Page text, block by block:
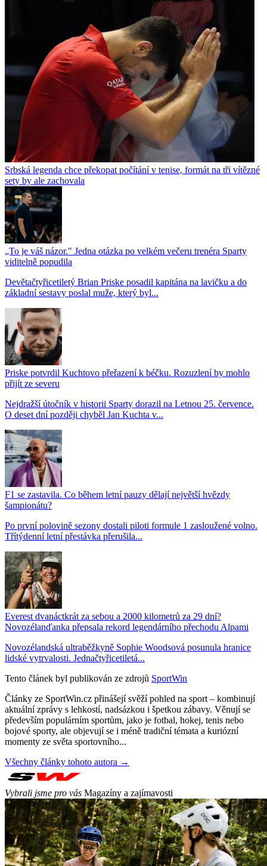
Srbská legenda chce překopat počítání v tenise, formát na tři vítězné
sety by ale zachovala
„To je váš názor." Jedna otázka po velkém večeru trenéra Sparty
viditelně popudila
Devětačtyřicetiletý Brian Priske posadil kapitána na lavičku a do
základní sestavy poslal muže, který byl...
Priske potvrdil Kuchtovo přeřazení k béčku. Rozuzlení by mohlo
přijít ze severu
Nejdražší útočník v historii Sparty dorazil na Letnou 25. července.
O deset dní později chyběl Jan Kuchta v...
F1 se zastavila. Co během letní pauzy dělají největší hvězdy
šampionátu?
Po první polovině sezony dostali piloti formule 1 zasloužené volno.
Třítýdenní letní přestávka přerušila...
Everest dvanáctkrát za sebou a 2000 kilometrů za 29 dní?
Novozélanďanka přepsala rekord legendárního přechodu Alpami
Novozélandská ultraběžkyně Sophie Woodsová posunula hranice
lidské vytrvalosti. Jednačtyřicetiletá...
Tento článek byl publikován ze zdrojů SportWin
Články ze SportWin.cz přinášejí svěží pohled na sport – kombinují
aktuální zprávy s lehkostí, nadsázkou i špetkou zábavy. Věnují se
především populárním sportům, jako je fotbal, hokej, tenis nebo
bojové sporty, ale objevují se i méně tradiční témata a kuriózní
momenty ze světa sportovního...
Všechny články tohoto autora →
Vybrali jsme pro vás Magazíny a zajímavosti